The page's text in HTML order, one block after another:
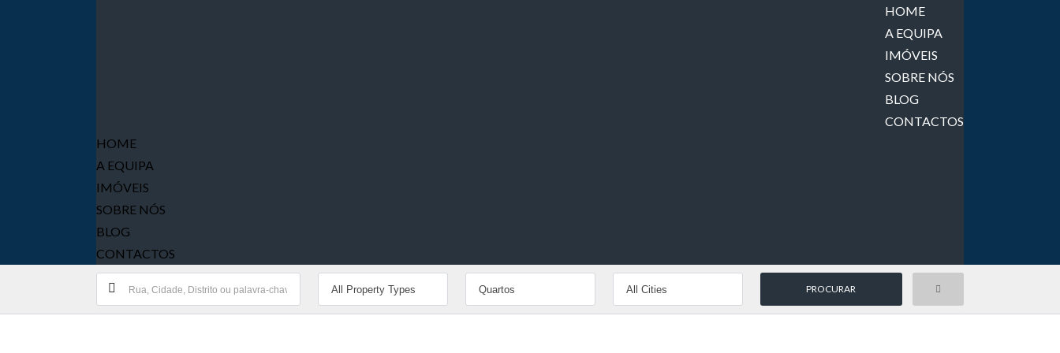
HOME
A EQUIPA
IMÓVEIS
SOBRE NÓS
BLOG
CONTACTOS
HOME
A EQUIPA
IMÓVEIS
SOBRE NÓS
BLOG
CONTACTOS